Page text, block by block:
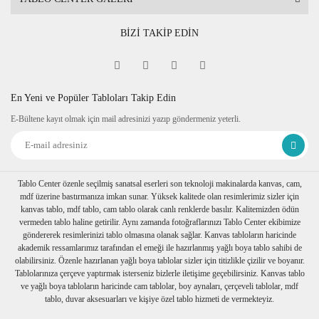
BİZİ TAKİP EDİN
En Yeni ve Popüler Tabloları Takip Edin
E-Bültene kayıt olmak için mail adresinizi yazıp göndermeniz yeterli.
Tablo Center özenle seçilmiş sanatsal eserleri son teknoloji makinalarda kanvas, cam,
mdf üzerine bastırmanıza imkan sunar. Yüksek kalitede olan resimlerimiz sizler için
kanvas tablo, mdf tablo, cam tablo olarak canlı renklerde basılır. Kalitemizden ödün
vermeden tablo haline getirilir. Aynı zamanda fotoğraflarınızı Tablo Center ekibimize
göndererek resimlerinizi tablo olmasına olanak sağlar. Kanvas tabloların haricinde
akademik ressamlarımız tarafından el emeği ile hazırlanmış yağlı boya tablo sahibi de
olabilirsiniz. Özenle hazırlanan yağlı boya tablolar sizler için titizlikle çizilir ve boyanır.
Tablolarınıza çerçeve yaptırmak isterseniz bizlerle iletişime geçebilirsiniz. Kanvas tablo
ve yağlı boya tabloların haricinde cam tablolar, boy aynaları, çerçeveli tablolar, mdf
tablo, duvar aksesuarları ve kişiye özel tablo hizmeti de vermekteyiz.